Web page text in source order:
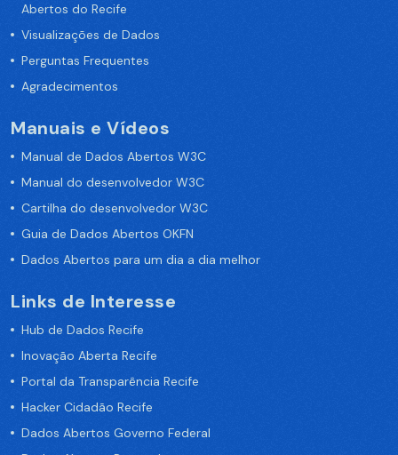
Abertos do Recife
Visualizações de Dados
Perguntas Frequentes
Agradecimentos
Manuais e Vídeos
Manual de Dados Abertos W3C
Manual do desenvolvedor W3C
Cartilha do desenvolvedor W3C
Guia de Dados Abertos OKFN
Dados Abertos para um dia a dia melhor
Links de Interesse
Hub de Dados Recife
Inovação Aberta Recife
Portal da Transparência Recife
Hacker Cidadão Recife
Dados Abertos Governo Federal